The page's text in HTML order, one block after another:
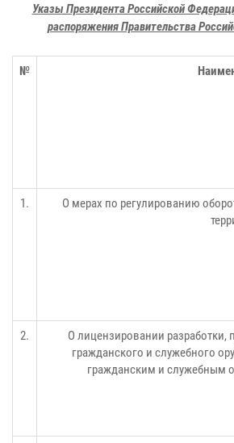
Указы Президента Российской
распоряжения Правительства
№
1.
О мерах по регулированию
2.
О лицензировании разработки,
гражданского и служебного
гражданским и служебным